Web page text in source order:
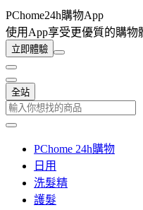
PChome24h購物App
使用App享受更優質的購物
立即體驗
全站
PChome 24h購物
日用
洗髮精
護髮